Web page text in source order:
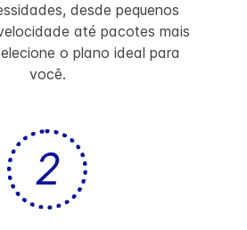
desde pequenos
até pacotes mais
o plano ideal para
você.
2